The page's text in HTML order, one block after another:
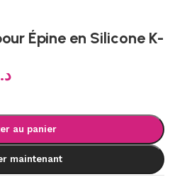
Épine en Silicone K-
au panier
maintenant